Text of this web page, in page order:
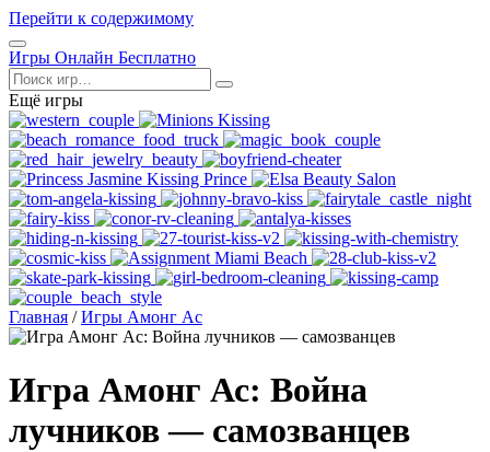
Перейти к содержимому
Открыть
меню
Игры Онлайн Бесплатно
Поиск
Ещё игры
Главная / Игры Амонг Ас
Игра Амонг Ас: Война
лучников — самозванцев